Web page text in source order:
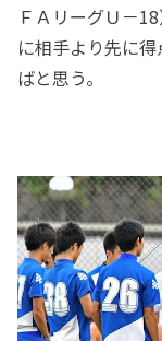
ＦＡリーグＵ－
に相手より先に
ばと思う。